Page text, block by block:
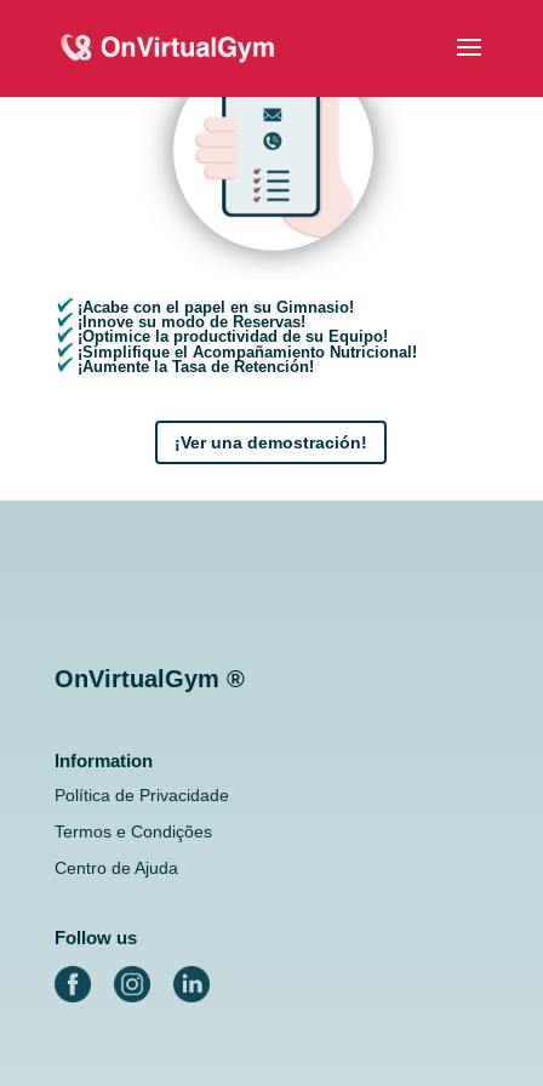
¡Acabe con el papel en su Gimnasio!
¡Innove su modo de Reservas!
¡Optimice la productividad de su Equipo!
¡Simplifique el Acompañamiento Nutricional!
¡Aumente la Tasa de Retención!
¡Ver una demostración!
OnVirtualGym ®
Information
Política de Privacidade
Termos e Condições
Centro de Ajuda
Follow us